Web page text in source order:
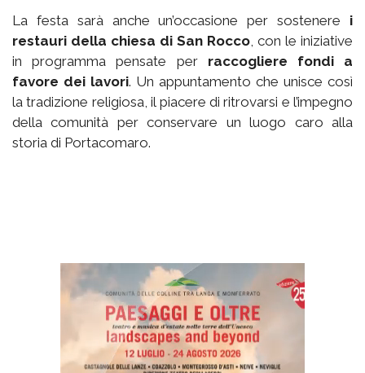
La festa sarà anche un’occasione per sostenere i
restauri della chiesa di San Rocco , con le iniziative
in programma pensate per raccogliere fondi a
favore dei lavori. Un appuntamento che unisce così
la tradizione religiosa, il piacere di ritrovarsi e l’impegno
della comunità per conservare un luogo caro alla
storia di Portacomaro.